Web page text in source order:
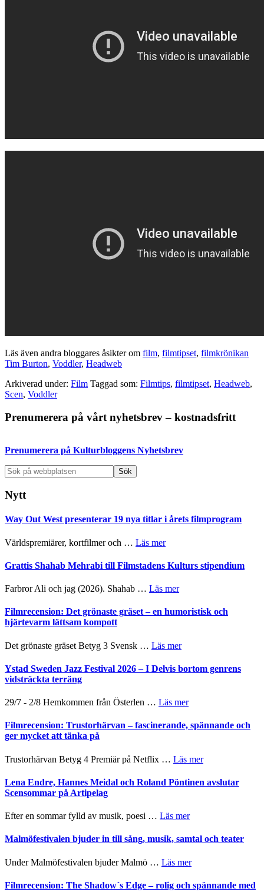
Läs även andra bloggares åsikter om film, filmtipset, filmkrönikan
Tim Burton, Voddler, Headweb
Arkiverad under: Film Taggad som: Filmtips, filmtipset, Headweb,
Scen, Voddler
Primärt
Prenumerera på vårt nyhetsbrev – kostnadsfritt
Prenumerera på Kulturbloggens Nyhetsbrev
Sök
på
webbplatsen
Nytt
Way Out West presenterar 19 nya titlar i årets filmprogram
Världspremiärer, kortfilmer och … Läs merom
Out
19
titlar
filmprogram
Grattis Shahab Mehrabi till Filmstadens Kulturs stipendium
Farbror Ali och jag (2026). Shahab … Läs merom
Shahab
Kulturs
Filmrecension: Det grönaste gräset – en humoristisk och
hjärtevarm lättsam kompott
Det grönaste gräset Betyg 3 Svensk … Läs merom
Det
grönaste
en
och
kompott
Ystad Sweden Jazz Festival 2026 – I Delvis bortom genrens
vidsträckta terräng
29/7 - 2/8 Hemkommen från Österlen … Läs merom
Sweden
Jazz
–
Delvis
vidsträckta
Filmrecension: Trustorhärvan – fascinerande, spännande och
ger mycket att tänka på
Trustorhärvan Betyg 4 Premiär på Netflix … Läs merom
Trustorhärvan
mycket
Lena Endre, Hannes Meidal och Roland Pöntinen avslutar
Scensommar på Artipelag
Efter en sommar fylld av musik, poesi … Läs merom
Endre,
och
Pöntinen
Malmöfestivalen bjuder in till sång, musik, samtal och teater
Under Malmöfestivalen bjuder Malmö … Läs merom
bjuder
Filmrecension: The Shadow´s Edge – rolig och spännande med